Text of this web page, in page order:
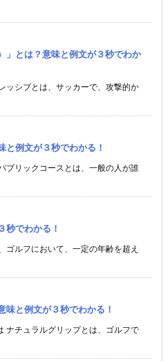
」とは？意味と例文が３秒でわか
ッシブとは、サッカーで、攻撃的か
と例文が３秒でわかる！
ブリックコースとは、一般の人が誰
秒でわかる！
ゴルフにおいて、一定の年齢を超え
味と例文が３秒でわかる！
ナチュラルグリップとは、ゴルフで